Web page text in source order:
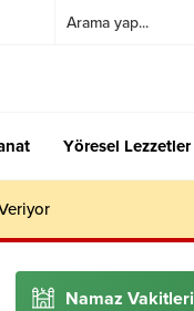
Yöresel Lezzetler
Namaz Vakitleri